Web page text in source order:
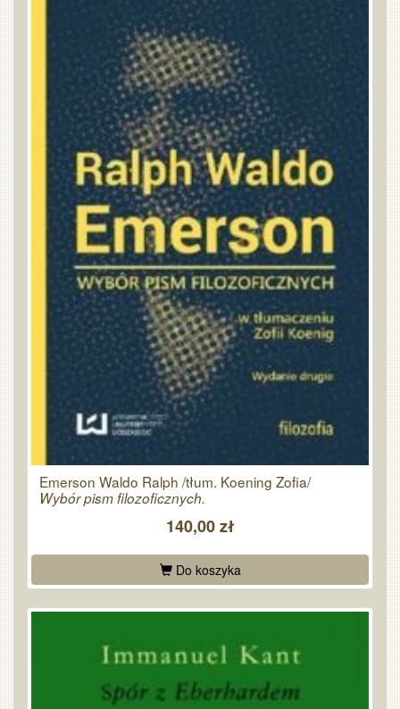
Emerson Waldo Ralph /tłum. Koening Zofia/
Wybór pism filozoficznych.
140,00 zł
Do koszyka